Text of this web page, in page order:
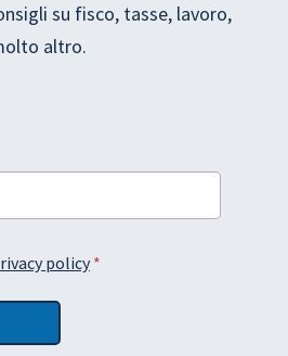
su fisco, tasse, lavoro,
altro.
policy*